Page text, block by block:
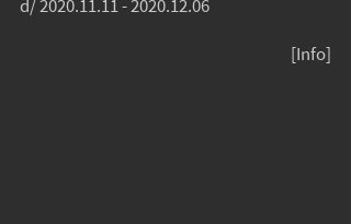
d/ 2020.11.11 - 2020.12.06
[Info]